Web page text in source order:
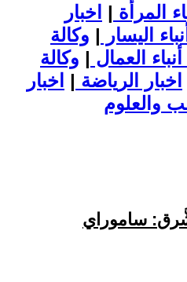
المرأة | اخبار
اليسار | وكالة
العمال | وكالة
اخبار الرياضة | اخبار
ساموراي